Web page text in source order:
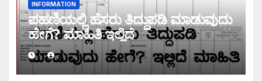
INFORMATION
ಪಹಣಿಯಲ್ಲಿ ಹೆಸರು ತಿದ್ದುಪಡಿ ಮಾಡುವುದು
ಹೇಗೆ? ಮಾಹಿತಿ ಇಲ್ಲಿದೆ